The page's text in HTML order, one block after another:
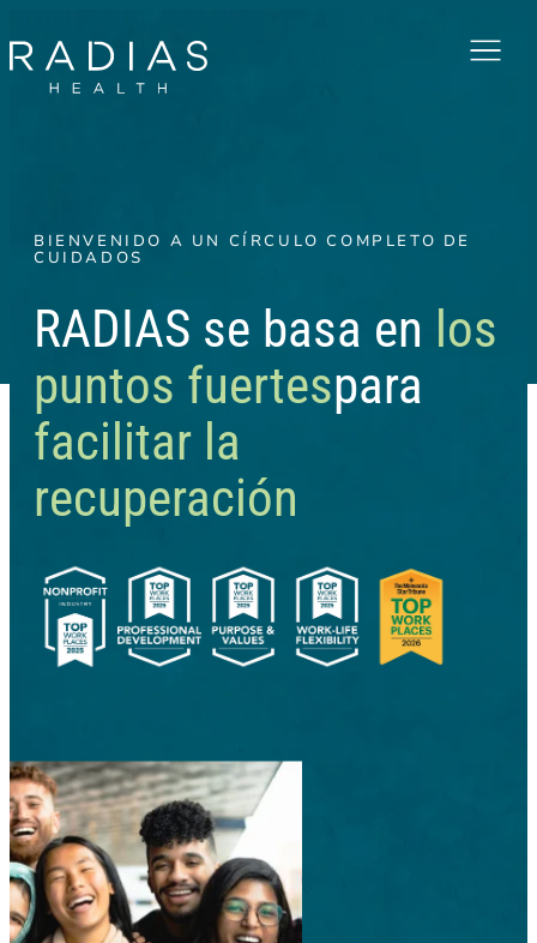
Menu
BIENVENIDO A UN CÍRCULO COMPLETO DE
CUIDADOS
RADIAS se basa en los
puntos fuertespara
facilitar la
recuperación